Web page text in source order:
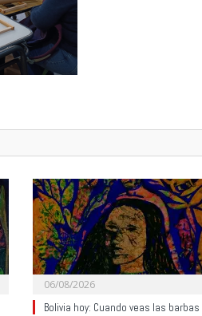
06/08/2026
Bolivia hoy: Cuando veas las barbas